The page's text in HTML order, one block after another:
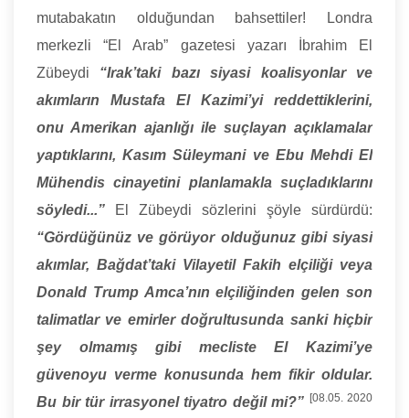
mutabakatın olduğundan bahsettiler! Londra
merkezli “El Arab” gazetesi yazarı İbrahim El
Zübeydi “Irak’taki bazı siyasi koalisyonlar ve
akımların Mustafa El Kazimi’yi reddettiklerini,
onu Amerikan ajanlığı ile suçlayan açıklamalar
yaptıklarını, Kasım Süleymani ve Ebu Mehdi El
Mühendis cinayetini planlamakla suçladıklarını
söyledi...”
El Zübeydi sözlerini şöyle sürdürdü:
“Gördüğünüz ve görüyor olduğunuz gibi siyasi
akımlar, Bağdat’taki Vilayetil Fakih elçiliği veya
Donald Trump Amca’nın elçiliğinden gelen son
talimatlar ve emirler doğrultusunda sanki hiçbir
şey olmamış gibi mecliste El Kazimi’ye
güvenoyu verme konusunda hem fikir oldular.
Bu bir tür irrasyonel tiyatro değil mi?” [08.05. 2020